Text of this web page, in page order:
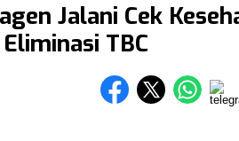
Jalani Cek
TBC